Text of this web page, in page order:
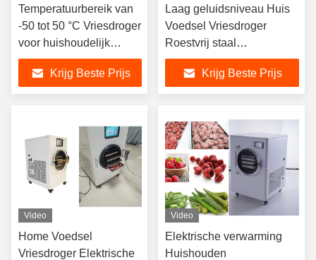
Temperatuurbereik van
-50 tot 50 °C Vriesdroger
voor huishoudelijk
voedsel
Krijg Beste Prijs
Laag geluidsniveau Huis
Voedsel Vriesdroger
Roestvrij staal
Lichtgewicht ontwerp
Krijg Beste Prijs
Video
Home Voedsel
Vriesdroger Elektrische
Video
Elektrische verwarming
Huishouden